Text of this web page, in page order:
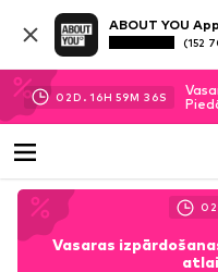
ABOUT YOU App
(152
02D. 16H 59M 34S
02
Vasaras